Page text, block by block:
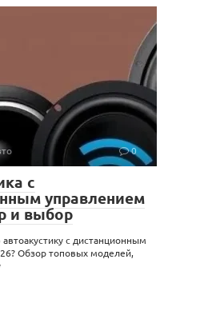
0
с
управлением
и выбор
с дистанционным
Обзор топовых моделей,